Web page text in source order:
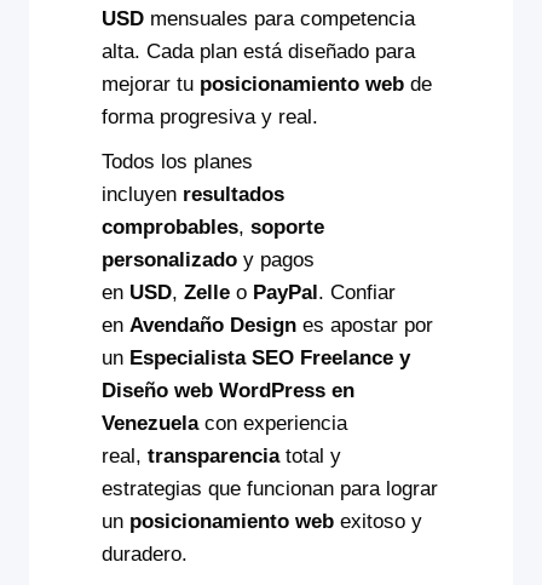
USD mensuales para competencia
alta. Cada plan está diseñado para
mejorar tu posicionamiento web de
forma progresiva y real.
Todos los planes
incluyen resultados
comprobables, soporte
personalizado y pagos
en USD, Zelle o PayPal. Confiar
en Avendaño Design es apostar por
un Especialista SEO Freelance y
Diseño web WordPress en
Venezuelacon experiencia
real, transparenciatotal y
estrategias que funcionan para lograr
un posicionamiento web exitoso y
duradero.